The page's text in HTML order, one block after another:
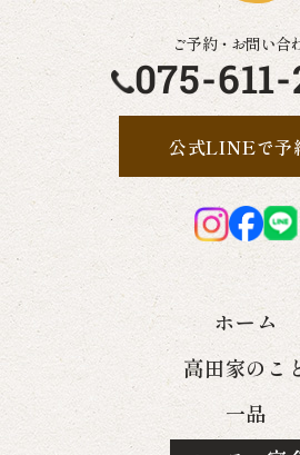
ご予約・お問い合
075-
公式LINEで予
ホーム
高田家のこ
一品